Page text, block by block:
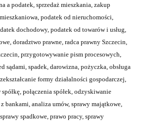
a podatek, sprzedaż mieszkania, zakup
podatek od nieruchomości,
dochodowy, podatek od towarów i usług,
doradztwo prawne, radca prawny Szczecin,
przygotowywanie pism procesowych,
sądami, spadek, darowizna, pożyczka, obsługa
formy działalności gospodarczej,
połączenia spółek, odzyskiwanie
bankami, analiza umów, sprawy majątkowe,
spadkowe, prawo pracy, sprawy